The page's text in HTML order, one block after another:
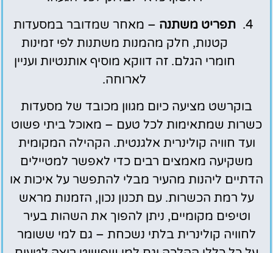
תפריט משתנה – מאחר שמדובר במסעדות
קטנות, חלק מהמנות משתנות לפי זמינות
חומרי הגלם. זה דווקא מוסיף אותנטיות ועניין
לארוחה.
בוקרשט מציעה כיום מגוון מכובד של מסעדות
כשרות שמתאימות לכל טעם – מאוכל ביתי פשוט
ועד חוויה קולינרית אלגנטית. הקהילה המקומית
משקיעה מאמצים רבים כדי לאפשר למטיילים
הדתיים ליהנות מהעיר מבלי להתפשר על איכות או
על רמת הכשרות. עם תכנון נכון, הזמנות מראש
וטיפים מקומיים, ניתן להפוך את השהות בעיר
לחוויה קולינרית בלתי נשכחת – גם למי ששומר